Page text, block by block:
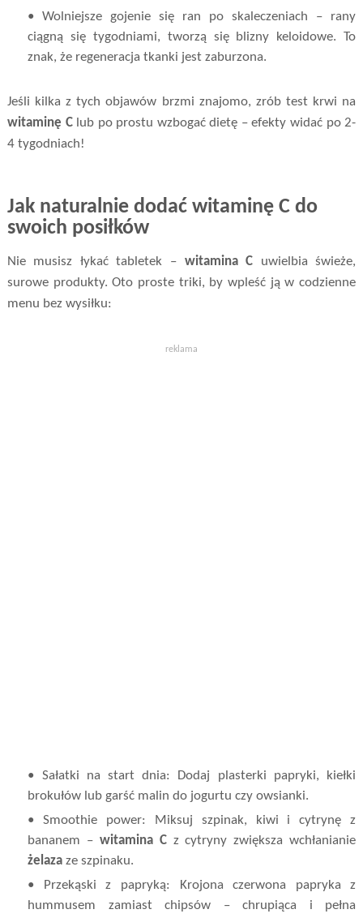
• Wolniejsze gojenie się ran po skaleczeniach – rany
ciągną się tygodniami, tworzą się blizny keloidowe. To
znak, że regeneracja tkanki jest zaburzona.
Jeśli kilka z tych objawów brzmi znajomo, zrób test krwi na
witaminę Club po prostu wzbogać dietę – efekty widać po 2-
4 tygodniach!
Jak naturalnie dodać witaminę C do
swoich posiłków
Nie musisz łykać tabletek – witamina C uwielbia świeże,
surowe produkty. Oto proste triki, by wpleść ją w codzienne
menu bez wysiłku:
reklama
• Sałatki na start dnia: Dodaj plasterki papryki, kiełki
brokułów lub garść malin do jogurtu czy owsianki.
• Smoothie power: Miksuj szpinak, kiwi i cytrynę z
bananem –witamina Cz cytryny zwiększa wchłanianie
żelaza ze szpinaku.
• Przekąski z papryką: Krojona czerwona papryka z
hummusem zamiast chipsów – chrupiąca i pełna